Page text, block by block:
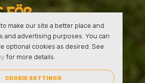
FÖR
I
make our site a better place and
and advertising purposes. You can
optional cookies as desired. See
for more details.
COOKIE SETTINGS